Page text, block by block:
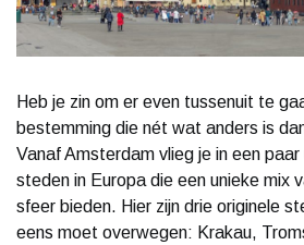
Heb je zin om er even tussenuit te
bestemming die nét wat anders is
Vanaf Amsterdam vlieg je in een
steden in Europa die een unieke mix
sfeer bieden. Hier zijn drie originele
eens moet overwegen: Krakau,